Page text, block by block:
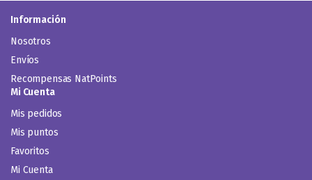
Información
Nosotros
Envíos
Recompensas NatPoints
Mi Cuenta
Mis pedidos
Mis puntos
Favoritos
Mi Cuenta